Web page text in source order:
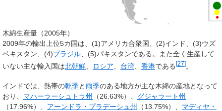
木綿生産量（2005年）
2009年の輸出上位5カ国は、(1)アメリカ合衆国、(2)インド、(3)ウズ
ベキスタン、(4)ブラジル、(5)パキスタンである。また全く生産して
いない主な輸入国は北朝鮮 ロシア 台湾 香港である [27] 。
インドでは、熱帯の乾季と雨季のある地方が主な木綿の産地となって
おり、 マハーラーシュトラ州 （26.63%）、 グジャラート州
（17.96%）、 アーンドラ・プラデーシュ州 （13.75%）、 マディヤ・